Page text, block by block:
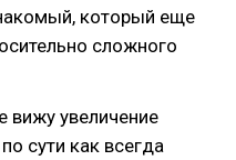
который еще
сложного
вижу увеличение
сути как всегда